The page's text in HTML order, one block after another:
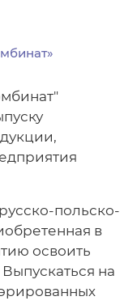
польско-
в
освоить
на